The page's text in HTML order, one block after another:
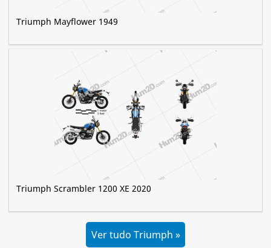
Triumph Mayflower 1949
Triumph Scrambler 1200 XE 2020
Ver tudo Triumph »